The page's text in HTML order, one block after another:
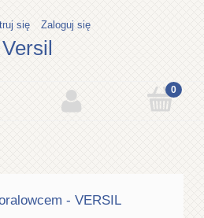
się Zaloguj się
Versil
- VERSIL